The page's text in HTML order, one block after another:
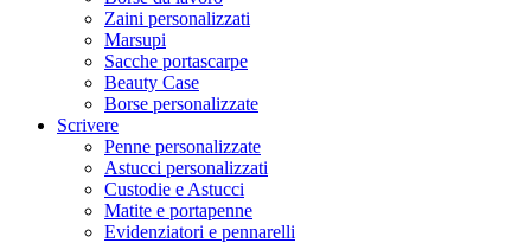
Zaini personalizzati
Marsupi
Sacche portascarpe
Beauty Case
Borse personalizzate
Scrivere
Penne personalizzate
Astucci personalizzati
Custodie e Astucci
Matite e portapenne
Evidenziatori e pennarelli